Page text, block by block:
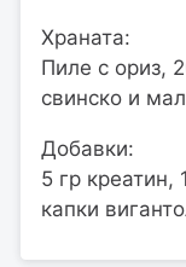
Храната:
Пиле с ориз,
свинско и
Добавки:
5 гр креатин,
капки